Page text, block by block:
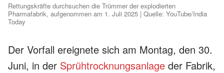
Rettungskräfte durchsuchen die Trümmer der explodierten
Pharmafabrik, aufgenommen am 1. Juli 2025 | Quelle: YouTube/India
Today
Der Vorfall ereignete sich am Montag, den 30.
Juni, in der Sprühtrocknungsanlage der Fabrik,